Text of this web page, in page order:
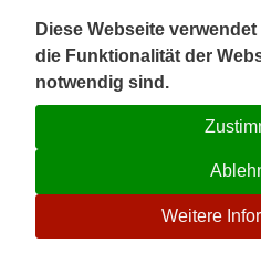
Diese Webseite
die Funktionalität der
notwendig sind.
Weitere